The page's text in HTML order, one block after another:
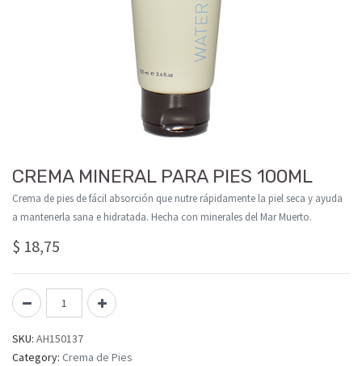
CREMA MINERAL PARA PIES 100ML
Crema de pies de fácil absorción que nutre rápidamente la piel seca y ayuda
a mantenerla sana e hidratada. Hecha con minerales del Mar Muerto.
$ 18,75
SKU: AH150137
Category: Crema de Pies